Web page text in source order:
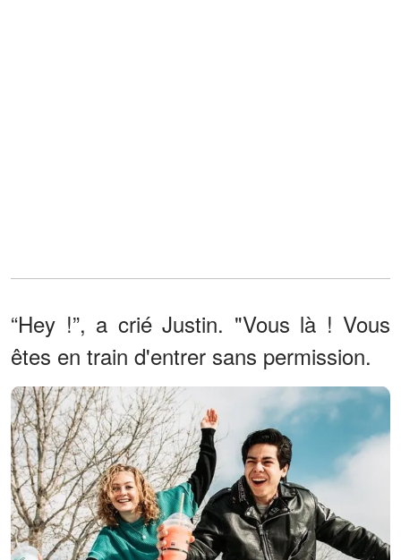
“Hey !”, a crié Justin. "Vous là ! Vous
êtes en train d'entrer sans permission.